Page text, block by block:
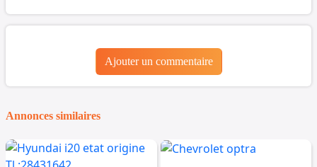
Ajouter un commentaire
Annonces similaires